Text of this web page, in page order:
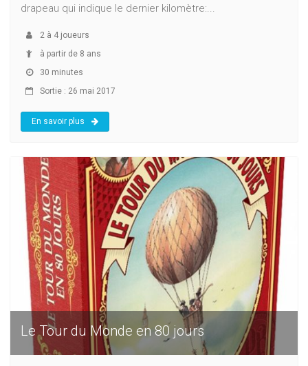
drapeau qui indique le dernier kilomètre:...
2 à 4 joueurs
à partir de 8 ans
30 minutes
Sortie : 26 mai 2017
En savoir plus
Le Tour du Monde en 80 jours